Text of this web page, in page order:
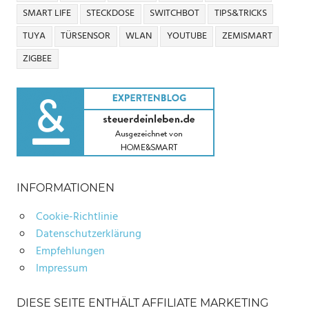
SMART LIFE
STECKDOSE SWITCHBOT
TIPS&TRICKS
TUYA
TÜRSENSOR WLAN YOUTUBE
ZEMISMART
ZIGBEE
INFORMATIONEN
Cookie-Richtlinie
Datenschutzerklärung
Empfehlungen
Impressum
DIESE SEITE ENTHÄLT AFFILIATE MARKETING